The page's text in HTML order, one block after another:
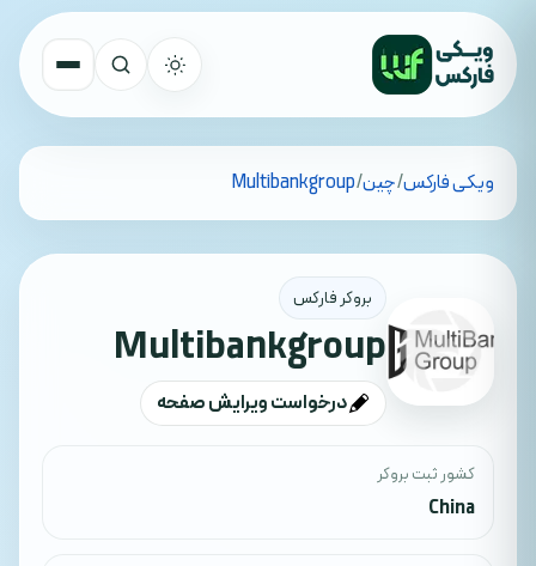
تمام کشورهاویکی فارکس/چین/
Multibankgroup
بروکر فارکس
Multibankgroup
درخواست ویرایش صفحه
کشور ثبت بروکر
China